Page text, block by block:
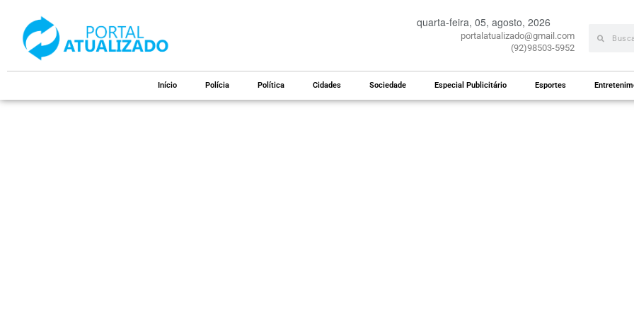
quarta-feira, 05, agosto, 2026
portalatualizado@gmail.com
(92)98503-5952
Início Polícia Política Cidades Sociedade Especial Publicitário Esportes